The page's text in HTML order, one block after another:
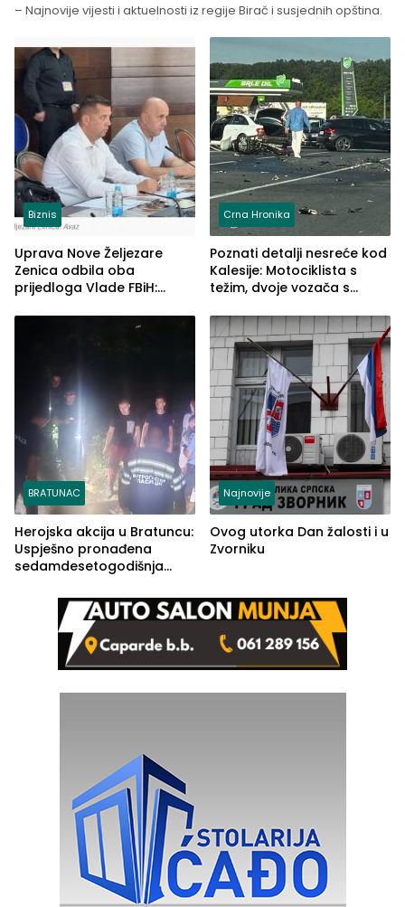
– Najnovije vijesti i aktuelnosti iz regije Birač i susjednih opština.
Biznis
Uprava Nove Željezare
Zenica odbila oba
prijedloga Vlade FBiH:
rješenje
Crna Hronika
Poznati detalji nesreće kod
Kalesije: Motociklista s
težim, dvoje vozača s
BRATUNAC
Herojska akcija u Bratuncu:
Uspješno pronađena
sedamdesetogodišnja
Kravice.
Najnovije
Ovog utorka Dan žalosti i u
Zvorniku